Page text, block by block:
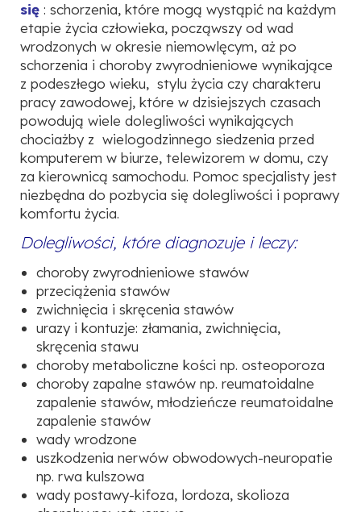
się : schorzenia, które mogą wystąpić na każdym
etapie życia człowieka, począwszy od wad
wrodzonych w okresie niemowlęcym, aż po
schorzenia i choroby zwyrodnieniowe wynikające
z podeszłego wieku, stylu życia czy charakteru
pracy zawodowej, które w dzisiejszych czasach
powodują wiele dolegliwości wynikających
chociażby z wielogodzinnego siedzenia przed
komputerem w biurze, telewizorem w domu, czy
za kierownicą samochodu. Pomoc specjalisty jest
niezbędna do pozbycia się dolegliwości i poprawy
komfortu życia.
Dolegliwości, które diagnozuje i leczy:
choroby zwyrodnieniowe stawów
przeciążenia stawów
zwichnięcia i skręcenia stawów
urazy i kontuzje: złamania, zwichnięcia,
skręcenia stawu
choroby metaboliczne kości np. osteoporoza
choroby zapalne stawów np. reumatoidalne
zapalenie stawów, młodzieńcze reumatoidalne
zapalenie stawów
wady wrodzone
uszkodzenia nerwów obwodowych-neuropatie
np. rwa kulszowa
wady postawy-kifoza, lordoza, skolioza